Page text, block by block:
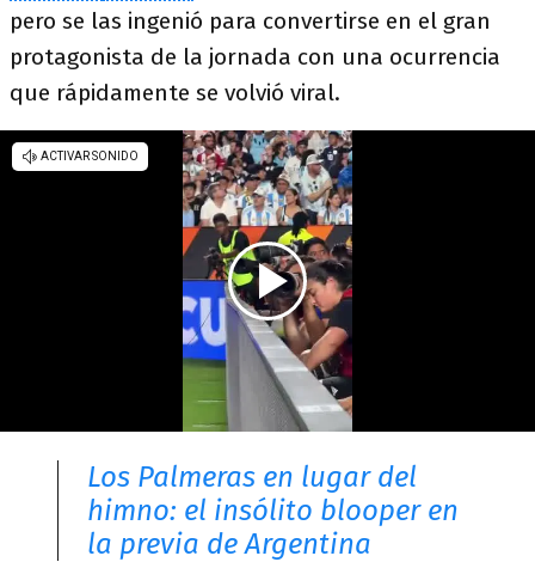
pero se las ingenió para convertirse en el gran
protagonista de la jornada con una ocurrencia
que rápidamente se volvió viral.
Los Palmeras en lugar del
himno: el insólito blooper en
la previa de Argentina